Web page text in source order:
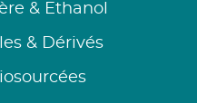
& Ethanol
& Dérivés